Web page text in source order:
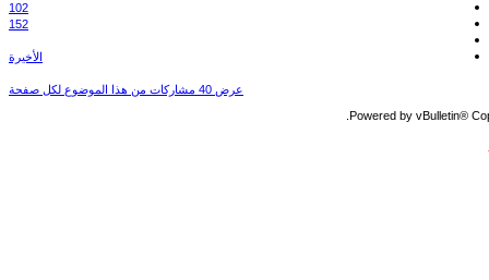
102
152
الأخيرة
عرض 40 مشاركات من هذا الموضوع لكل صفحة
Powered by vBulletin®